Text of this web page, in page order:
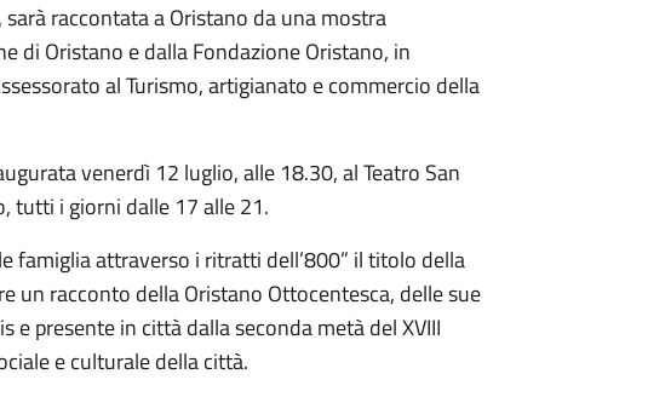
raccontata a Oristano da una mostra
di Oristano e dalla Fondazione Oristano, in
al Turismo, artigianato e commercio della
venerdì 12 luglio, alle 18.30, al Teatro San
tutti i giorni dalle 17 alle 21.
famiglia attraverso i ritratti dell’800” il titolo della
un racconto della Oristano Ottocentesca, delle sue
presente in città dalla seconda metà del XVIII
e culturale della città.